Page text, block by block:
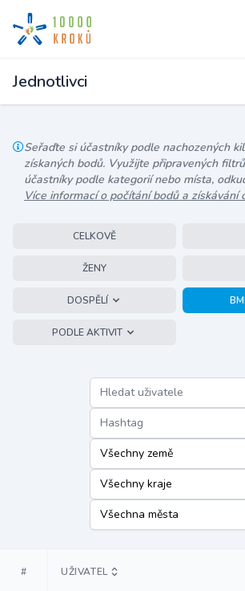
Jednotlivci
Seřaďte si účastníky podle nachozených
získaných bodů. Využijte připravených
účastníky podle kategorií nebo místa,
Více informací o počítání bodů a získávání
CELKOVĚ
ŽENY
DOSPĚLÍ
PODLE AKTIVIT
Hashtag
# UŽIVATEL